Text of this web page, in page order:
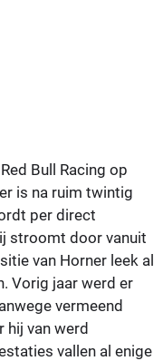
Bull Racing op
is na ruim twintig
per direct
stroomt door vanuit
van Horner leek al
Vorig jaar werd er
vermeend
hij van werd
vallen al enige